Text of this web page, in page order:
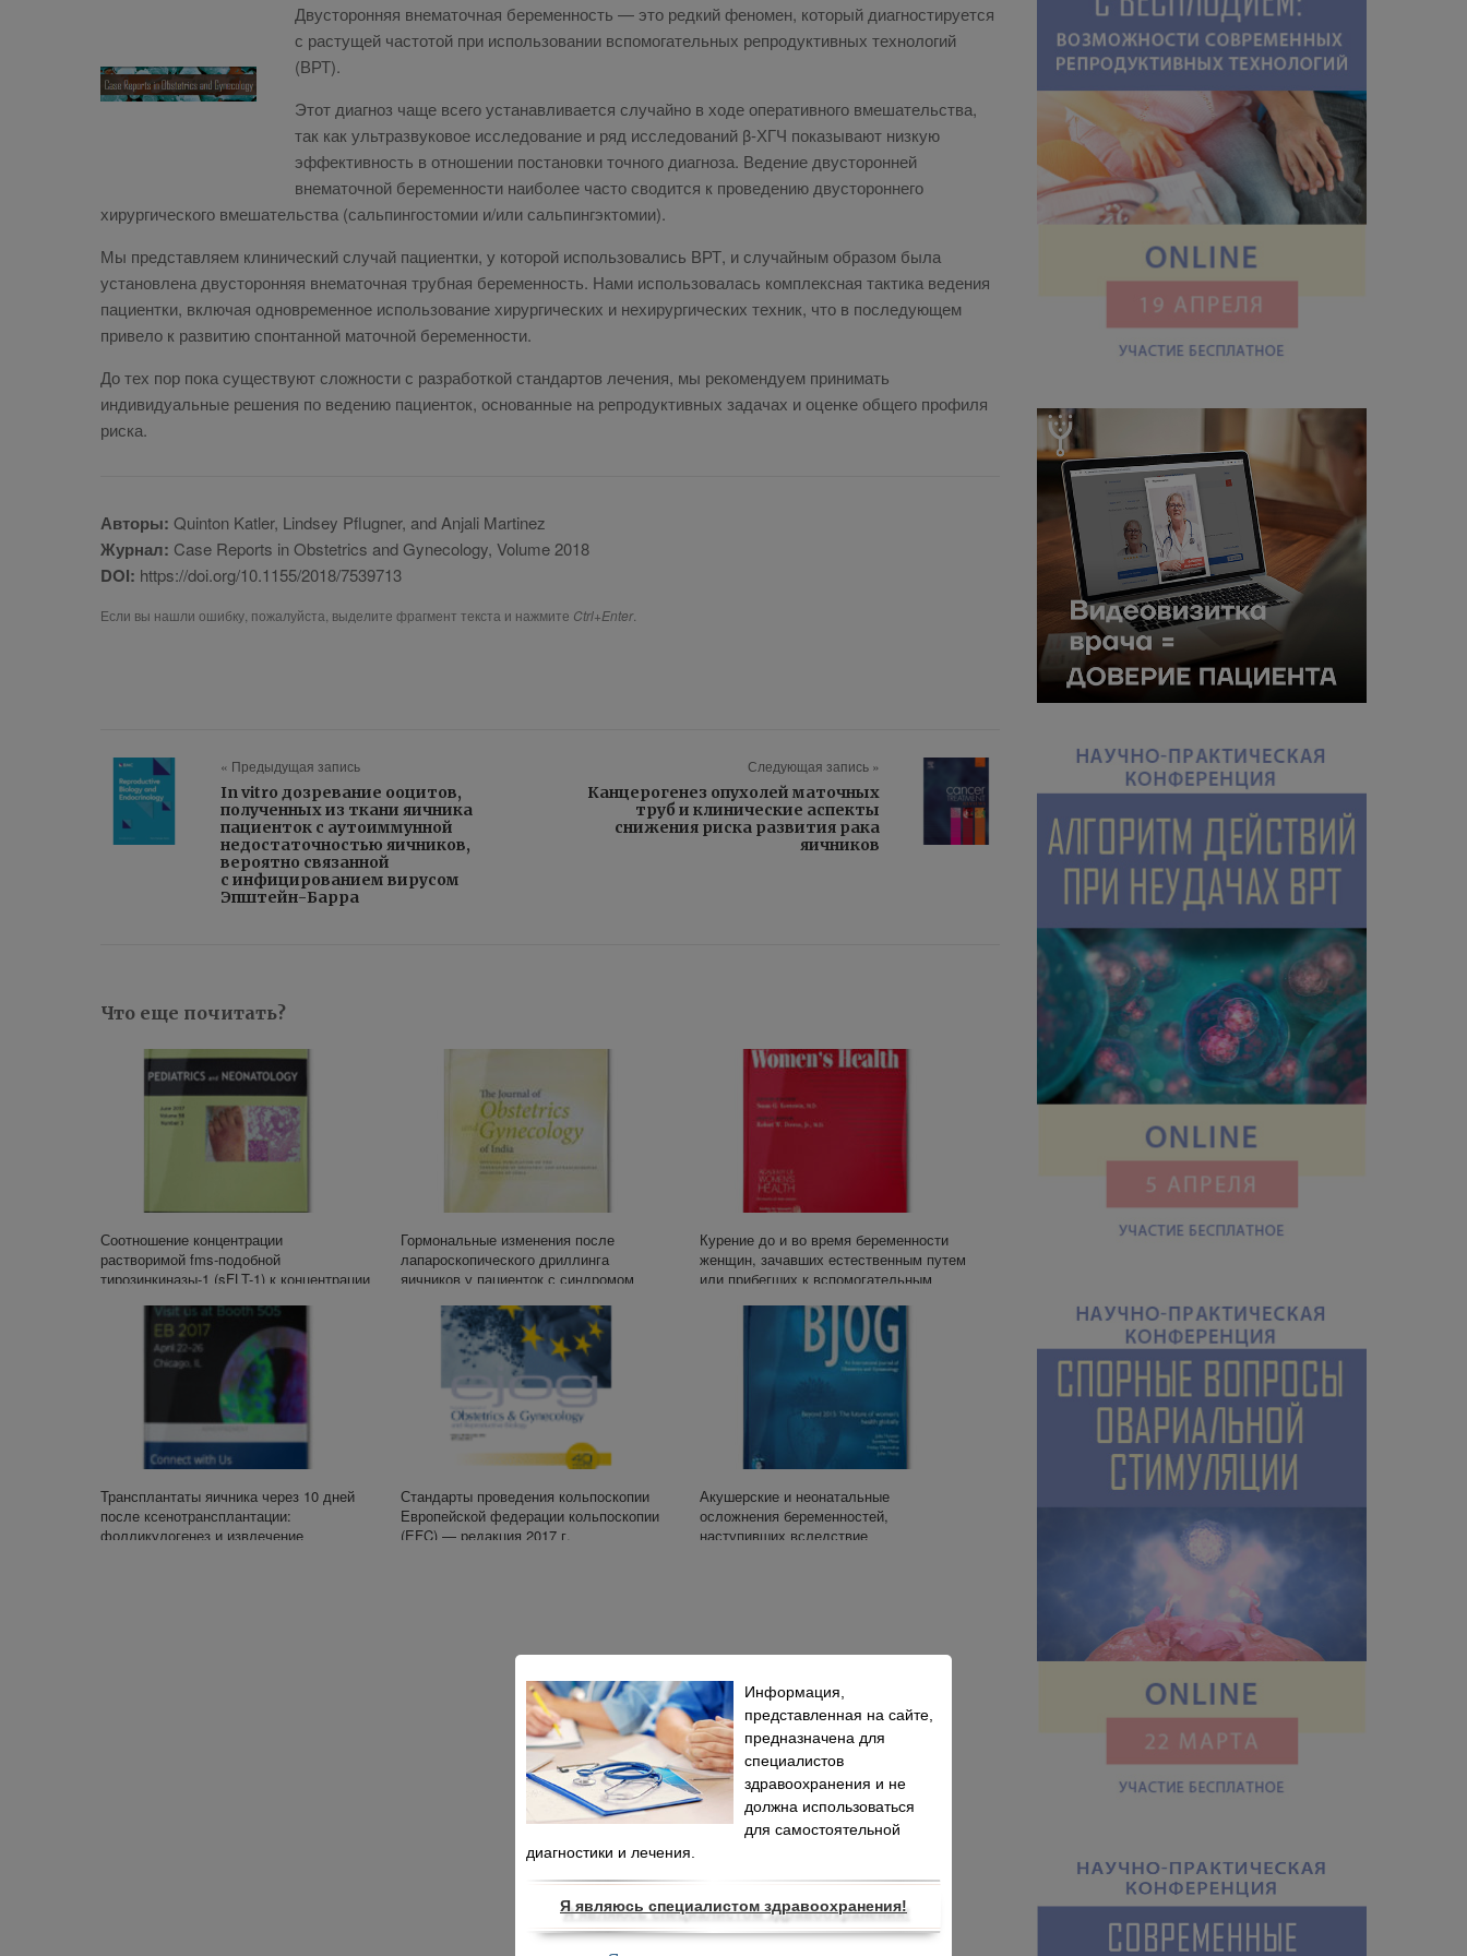
Двусторонняя внематочная беременность — это редкий феномен, который диагностируется
с растущей частотой при использовании вспомогательных репродуктивных технологий
(ВРТ).
Этот диагноз чаще всего устанавливается случайно в ходе оперативного вмешательства,
так как ультразвуковое исследование и ряд исследований β-ХГЧ показывают низкую
эффективность в отношении постановки точного диагноза. Ведение двусторонней
внематочной беременности наиболее часто сводится к проведению двустороннего
хирургического вмешательства (сальпингостомии и/или сальпингэктомии).
Мы представляем клинический случай пациентки, у которой использовались ВРТ, и случайным образом была
установлена двусторонняя внематочная трубная беременность. Нами использовалась комплексная тактика ведения
пациентки, включая одновременное использование хирургических и нехирургических техник, что в последующем
привело к развитию спонтанной маточной беременности.
До тех пор пока существуют сложности с разработкой стандартов лечения, мы рекомендуем принимать
индивидуальные решения по ведению пациенток, основанные на репродуктивных задачах и оценке общего профиля
риска.
Авторы: Quinton Katler, Lindsey Pflugner, and Anjali Martinez
Журнал: Case Reports in Obstetrics and Gynecology, Volume 2018
DOI: https://doi.org/10.1155/2018/7539713
Если вы нашли ошибку, пожалуйста, выделите фрагмент текста и нажмите Ctrl+Enter.
« Предыдущая запись
In vitro дозревание ооцитов,
полученных из ткани яичника
пациенток с аутоиммунной
недостаточностью яичников,
вероятно связанной
с инфицированием вирусом
Эпштейн-Барра
Следующая запись »
Канцерогенез опухолей маточных
труб и клинические аспекты
снижения риска развития рака
яичников
Что еще почитать?
Соотношение концентрации
растворимой fms-подобной
тирозинкиназы-1 (sFLT-1) к концентрации
маркер неблагоприятного исхода
беременности для матери и плода
Гормональные изменения после
лапароскопического дриллинга
яичников у пациенток с синдромом
Курение до и во время беременности
женщин, зачавших естественным путем
или прибегших к вспомогательным
Трансплантаты яичника через 10 дней
после ксенотрансплантации:
фолликулогенез и извлечение
Стандарты проведения кольпоскопии
Европейской федерации кольпоскопии
(EFC) — редакция 2017 г.
Акушерские и неонатальные
осложнения беременностей,
наступивших вследствие
Информация,
представленная на сайте,
предназначена для
специалистов
здравоохранения и не
должна использоваться
для самостоятельной
диагностики и лечения.
Я являюсь специалистом здравоохранения!